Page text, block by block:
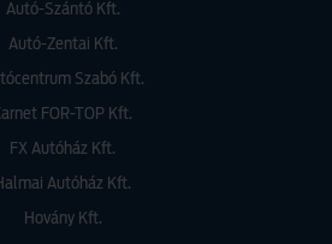
Autó-Szántó Kft.
Autó-Zentai Kft.
Szabó Kft.
FOR-TOP Kft.
FX Autóház Kft.
Autóház Kft.
Hovány Kft.